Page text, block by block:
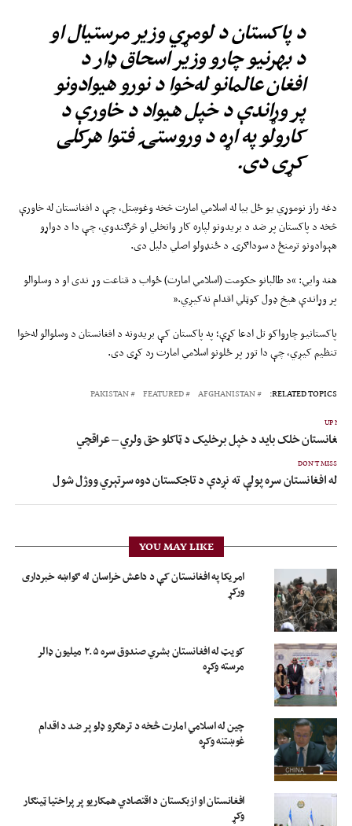
د پاکستان د لومړي وزیر مرستیال او
د بهرنیو چارو وزیر اسحاق ډار د
افغان عالمانو له‌خوا د نورو هیوادونو
پر وړاندې د خپل هیواد د خاورې د
کارولو په اړه د وروستۍ فتوا هرکلی
کړی دی.
دغه راز نوموړي یو ځل بیا له اسلامي امارت څخه وغوښتل، چې د افغانستان له خاورې
څخه د پاکستان پر ضد د بریدونو لپاره کار وانخلي او څرګندوي، چې دا د دواړو
هېوادونو ترمنځ د سوداګرۍ د ځنډولو اصلي دلیل دی.
هغه وایي: “د طالبانو حکومت (اسلامي امارت) ځواب د قناعت وړ ندی او د وسلوالو
پر وړاندې هیڅ ډول کوټلي اقدام نه‌کیږي.”
پاکستانيو چارواکو تل ادعا کړې؛ په پاکستان کې بریدونه د افغانستان د وسلوالو له‌خوا
تنظیم کیږي، چې دا تور پر ځلونو اسلامي امارت رد کړی دی.
RELATED TOPICS:
AFGHANISTAN
FEATURED
PAKISTAN
UP
افغانستان خلک باید د خپل برخلیک د ټاکلو حق ولري – عراقچي
DON'T MISS
له افغانستان سره پولې ته نږدې د تاجکستان دوه سرتېري ووژل شول
YOU MAY LIKE
امریکا په افغانستان کې د داعش خراسان له ګواښه خبرداری
ورکړ
کویټ له افغانستان بشري صندوق سره ۲.۵ میلیون ډالر
مرسته وکړه
چین له اسلامي امارت څخه د ترهګرو ډلو پر ضد د اقدام
غوښتنه وکړه
افغانستان او ازبکستان د اقتصادي همکاریو پر پراختیا ټینګار
وکړ